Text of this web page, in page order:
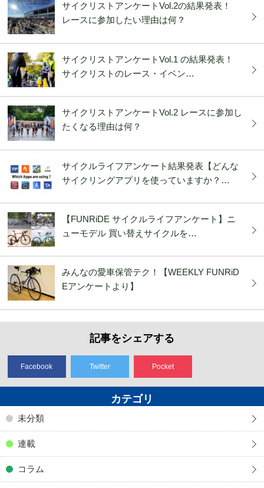
サイクリストアンケートVol.2の結果発表！
レースに参加したい理由は何？
サイクリストアンケートVol.1 の結果発表！
サイクリストのレース・イベン…
サイクリストアンケートVol.2 レースに参加し
たくなる理由は何？
サイクルライフアンケート結果発表【どんな
サイクリングアプリを使っていますか？…
【FUNRiDE サイクルライフアンケート】ニ
ューモデル 買い替えサイクルを…
みんなの愛車保管テク！【WEEKLY FUNRiD
Eアンケートより】
記事をシェアする
Facebook Twitter Pocket
カテゴリ
未分類
連載
コラム